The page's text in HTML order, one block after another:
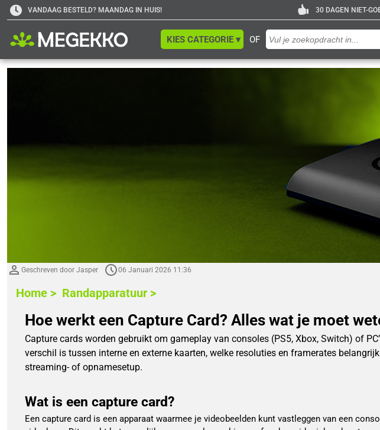
VANDAAG BESTELD? MAANDAG IN HUIS! 30 DAGEN NIET-
OF
KIES CATEGORIE ▾
Geschreven door Jasper 06 Januari 2026 11:36
Home > Randapparatuur >
Hoe werkt een Capture Card? Alles wat je moet
Capture cards worden gebruikt om gameplay van consoles (PS5, Xbox, Switch) of
verschil is tussen interne en externe kaarten, welke resoluties en framerates
streaming- of opnamesetup.
Wat is een capture card?
Een capture card is een apparaat waarmee je videobeelden kunt vastleggen van een